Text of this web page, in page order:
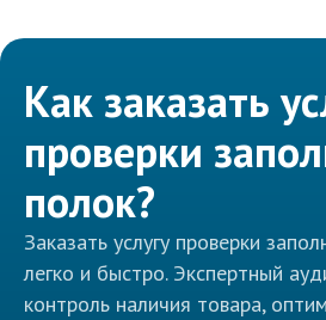
Как заказать
проверки
полок?
Заказать услугу проверки
легко и быстро. Экспертный
контроль наличия товара,